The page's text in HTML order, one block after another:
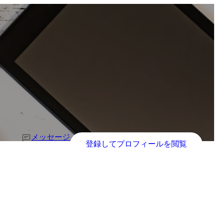
メッセージ
登録してプロフィールを閲覧